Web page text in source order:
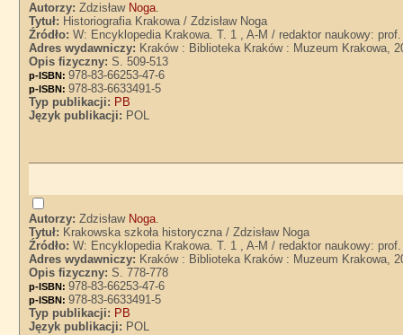
Autorzy:Zdzisław Noga.
Tytuł: Historiografia Krakowa / Zdzisław Noga
Źródło:W: Encyklopedia Krakowa. T. 1 , A-M / redaktor naukowy:
Adres wydawniczy: Kraków : Biblioteka Kraków : Muzeum Krakowa,
Opis fizyczny:S. 509-513
p-ISBN:978-83-66253-47-6
p-ISBN:978-83-6633491-5
Typ publikacji: PB
Język publikacji: POL
Autorzy:Zdzisław Noga.
Tytuł: Krakowska szkoła historyczna / Zdzisław Noga
Źródło:W: Encyklopedia Krakowa. T. 1 , A-M / redaktor naukowy:
Adres wydawniczy: Kraków : Biblioteka Kraków : Muzeum Krakowa,
Opis fizyczny:S. 778-778
p-ISBN:978-83-66253-47-6
p-ISBN:978-83-6633491-5
Typ publikacji: PB
Język publikacji: POL